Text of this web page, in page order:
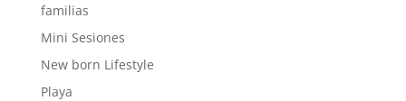
familias
Mini Sesiones
New born Lifestyle
Playa